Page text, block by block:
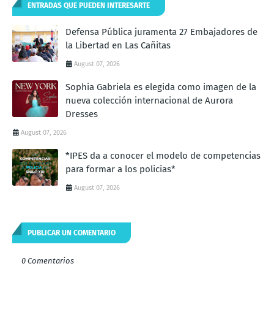
ENTRADAS QUE PUEDEN INTERESARTE
Defensa Pública juramenta 27 Embajadores de
la Libertad en Las Cañitas
August 07, 2026
Sophia Gabriela es elegida como imagen de la
nueva colección internacional de Aurora
Dresses
August 07, 2026
*IPES da a conocer el modelo de competencias
para formar a los policías*
August 07, 2026
PUBLICAR UN COMENTARIO
0 Comentarios